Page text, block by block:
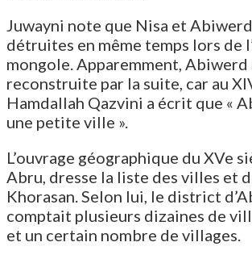
Juwayni note que Nisa et
détruites en même temps lors de
mongole. Apparemment, Abiwerd
reconstruite par la suite, car au
Hamdallah Qazvini a écrit que «
une petite ville ».
L’ouvrage géographique du XVe
Abru, dresse la liste des villes et
Khorasan. Selon lui, le district
comptait plusieurs dizaines de
et un certain nombre de villages.